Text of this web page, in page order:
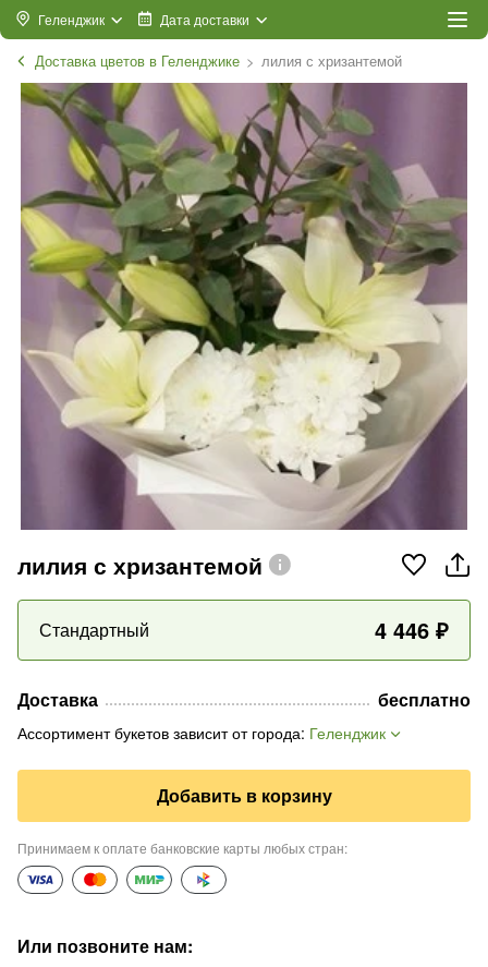
Геленджик Дата доставки
Доставка цветов в Геленджике лилия с хризантемой
лилия с хризантемой
Стандартный 4 446 ₽
Доставка бесплатно
Ассортимент букетов зависит от города: Геленджик
Добавить в корзину
Принимаем к оплате банковские карты любых стран:
Или позвоните нам: